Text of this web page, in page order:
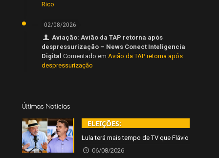
Rico
02/08/2026
Aviação: Avião da TAP retorna após
despressurização – News Conect Inteligencia
Digital Comentado em Avião da TAP retorna após
despressurização
Últimas Notícias
ELEIÇÕES:
Lula terá mais tempo de TV que Flávio
06/08/2026